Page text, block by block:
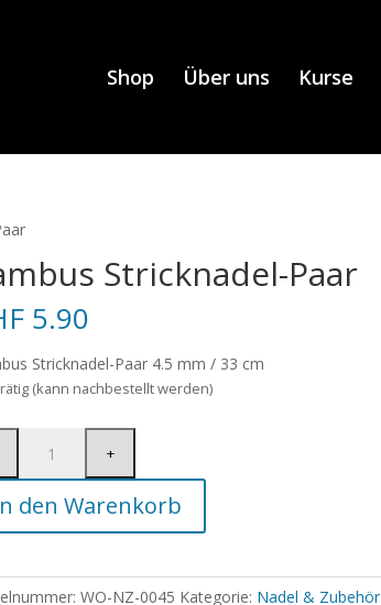
Shop Über uns Kurse
Stricknadel-Paar
5.90
Stricknadel-Paar 4.5 mm / 33 cm
(kann nachbestellt werden)
den Warenkorb
WO-NZ-0045 Kategorie: Nadel & Zubehör